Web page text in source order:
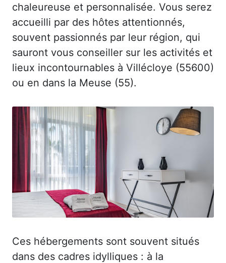
chaleureuse et personnalisée. Vous serez
accueilli par des hôtes attentionnés,
souvent passionnés par leur région, qui
sauront vous conseiller sur les activités et
lieux incontournables à Villécloye (55600)
ou en dans la Meuse (55).
Ces hébergements sont souvent situés
dans des cadres idylliques : à la